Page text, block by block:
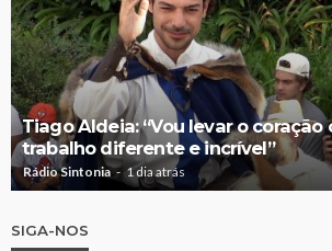
Tiago Aldeia: “Vou levar o
trabalho diferente e incrível”
Rádio Sintonia 1 dia atrás
SIGA-NOS